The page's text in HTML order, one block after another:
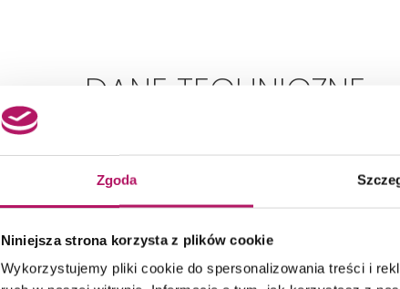
Zgoda
Niniejsza strona korzysta z plików cookie
Wykorzystujemy pliki cookie do spersonalizowania treści i
DANE TECHNICZNE
Montaż: